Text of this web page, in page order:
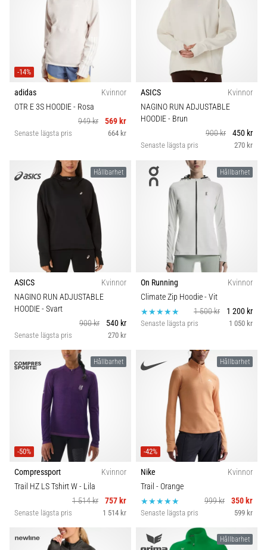
-14%
adidas
Kvinnor
OTR E 3S HOODIE- Rosa
949 kr
569 kr
Senaste lägsta pris 664 kr
ASICS
Kvinnor
NAGINO RUN ADJUSTABLE
HOODIE- Brun
900 kr
450 kr
Senaste lägsta pris 270 kr
Hållbarhet
ASICS
Kvinnor
NAGINO RUN ADJUSTABLE
HOODIE- Svart
900 kr
540 kr
Senaste lägsta pris 270 kr
Hållbarhet
On Running
Kvinnor
Climate Zip Hoodie- Vit
1 500 kr
1 200 kr
Senaste lägsta pris 1 050 kr
Hållbarhet
-50%
Compressport
Kvinnor
Trail HZ LS Tshirt W- Lila
1 514 kr
757 kr
Senaste lägsta pris 1 514 kr
Hållbarhet
-42%
Nike
Kvinnor
Trail - Orange
999 kr
350 kr
Senaste lägsta pris 599 kr
Hållbarhet